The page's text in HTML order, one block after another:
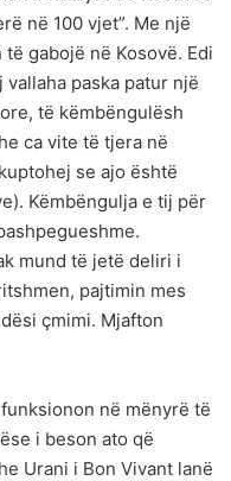
në 100 vjet”. Me një
gabojë në Kosovë. Edi
paska patur një
të këmbëngulësh
ca vite të tjera në
se ajo është
Këmbëngulja e tij për
mund të jetë deliri i
pajtimin mes
çmimi. Mjafton
në mënyrë të
i beson ato që
Urani i Bon Vivant lanë